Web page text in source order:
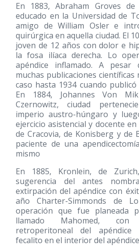
En 1883, Abraham Groves de
educado en la Universidad de
amigo de William Osler e
quirúrgica en aquella ciudad. El
joven de 12 años con dolor e
la fosa ilíaca derecha. Lo
apéndice inflamado. A pesar
muchas publicaciones
caso hasta 1934 cuando
En 1884, Johannes Von
Czernowitz, ciudad
imperio austro-húngaro y
ejercicio asistencial y docente
de Cracovia, de Konisberg y de
paciente de una
mismo
En 1885, Kronlein, de
sugerencia del antes
extirpación del apéndice con
año Charter-Simmonds de
operación que fue planeada
llamado Mahomed,
retroperitoneal del apéndice
fecalito en el interior del